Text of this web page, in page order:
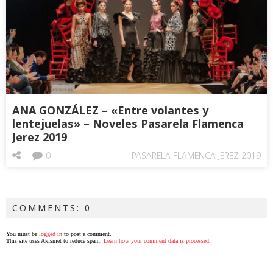
ANA GONZÁLEZ – «Entre volantes y
lentejuelas» – Noveles Pasarela Flamenca
Jerez 2019
PASARELA FLAMENCA JEREZ 2019
0
COMMENTS: 0
You must be logged in to post a comment.
This site uses Akismet to reduce spam. Learn how your comment data is processed.